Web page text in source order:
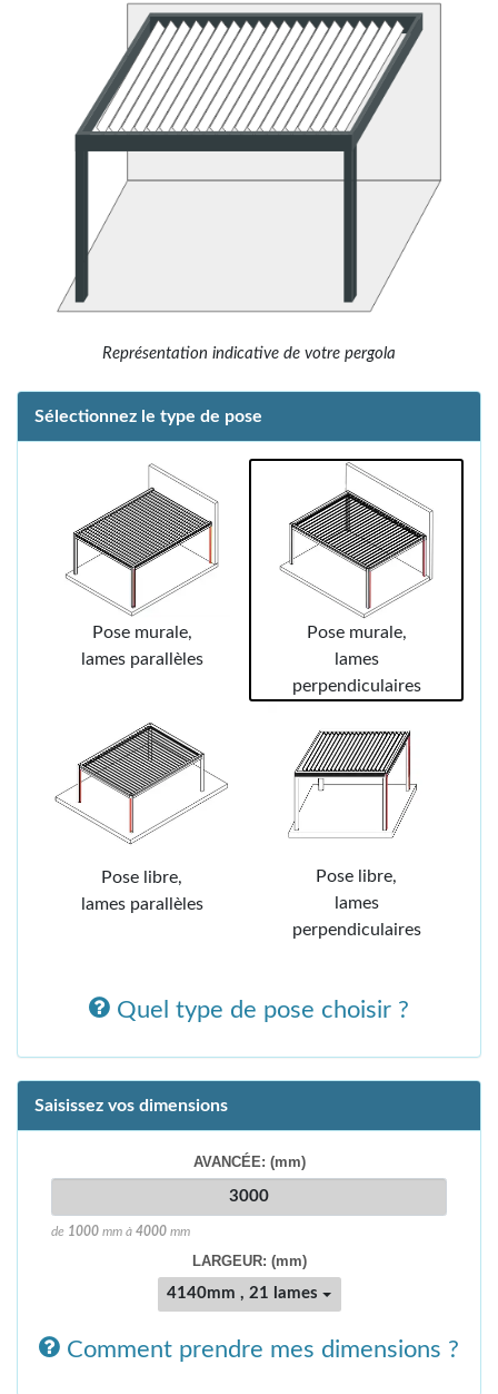
Représentation indicative de votre pergola
Sélectionnez le type de pose
Pose murale,
lames parallèles
Pose murale,
lames
perpendiculaires
Pose libre,
lames parallèles
Pose libre,
lames
perpendiculaires
Quel type de pose choisir ?
Saisissez vos dimensions
AVANCÉE: (mm)
de 1000 mm à 4000 mm
LARGEUR: (mm)
4140mm , 21 lames
Comment prendre mes dimensions ?